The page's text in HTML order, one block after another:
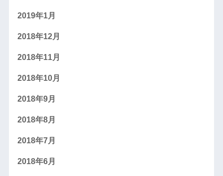
2019年1月
2018年12月
2018年11月
2018年10月
2018年9月
2018年8月
2018年7月
2018年6月